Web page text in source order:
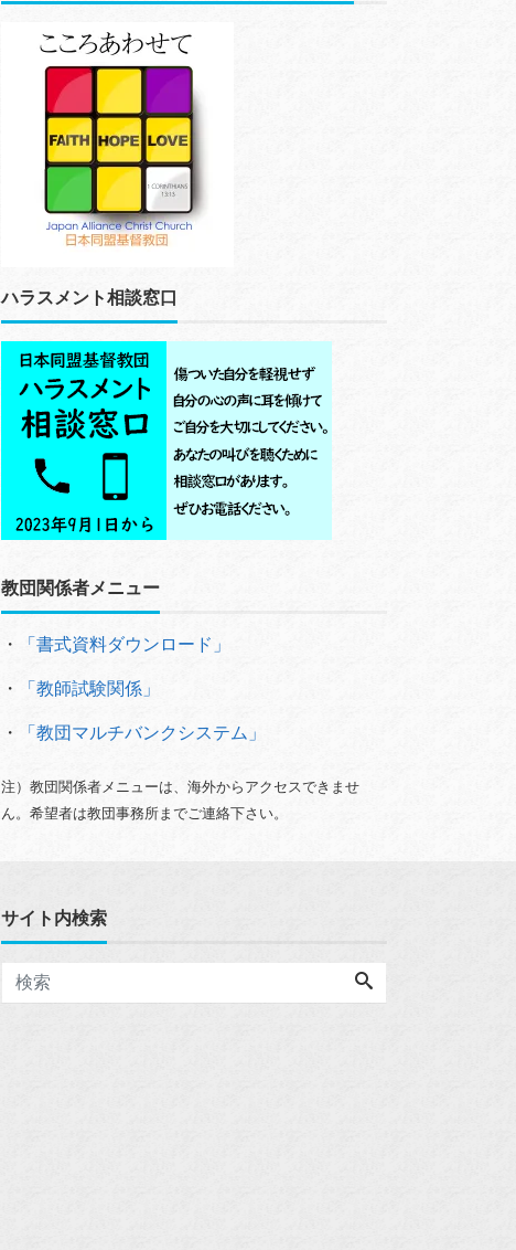
ハラスメント相談窓口
教団関係者メニュー
・ 「書式資料ダウンロード」
・ 「教師試験関係」
・ 「教団マルチバンクシステム」
注）教団関係者メニューは、海外からアクセスできませ
ん。希望者は教団事務所までご連絡下さい。
サイト内検索